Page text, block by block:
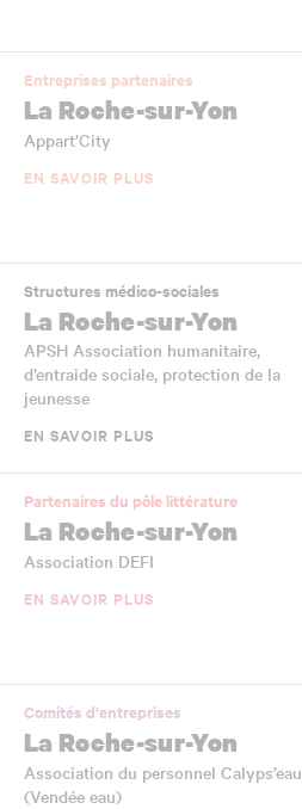
Entreprises partenaires
La Roche-sur-Yon
Appart’City
EN SAVOIR PLUS
Structures médico-sociales
La Roche-sur-Yon
APSH Association humanitaire,
d’entraide sociale, protection de la
jeunesse
EN SAVOIR PLUS
Partenaires du pôle littérature
La Roche-sur-Yon
Association DEFI
EN SAVOIR PLUS
Comités d'entreprises
La Roche-sur-Yon
Association du personnel Calyps’eau
(Vendée eau)